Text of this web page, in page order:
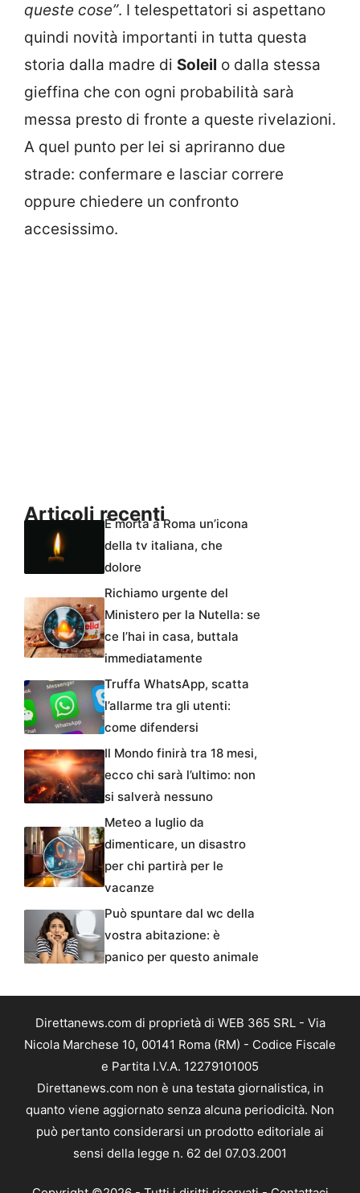
queste cose”. I telespettatori si aspettano
quindi novità importanti in tutta questa
storia dalla madre di Soleil o dalla stessa
gieffina che con ogni probabilità sarà
messa presto di fronte a queste rivelazioni.
A quel punto per lei si apriranno due
strade: confermare e lasciar correre
oppure chiedere un confronto
accesissimo.
Articoli recentiÈ morta a Roma un’icona
della tv italiana, che
dolore
Richiamo urgente del
Ministero per la Nutella: se
ce l’hai in casa, buttala
immediatamente
Truffa WhatsApp, scatta
l’allarme tra gli utenti:
come difendersi
Il Mondo finirà tra 18 mesi,
ecco chi sarà l’ultimo: non
si salverà nessuno
Meteo a luglio da
dimenticare, un disastro
per chi partirà per le
vacanze
Può spuntare dal wc della
vostra abitazione: è
panico per questo animale
Direttanews.com di proprietà di WEB 365 SRL - Via
Nicola Marchese 10, 00141 Roma (RM) - Codice Fiscale
e Partita I.V.A. 12279101005
Direttanews.com non è una testata giornalistica, in
quanto viene aggiornato senza alcuna periodicità. Non
può pertanto considerarsi un prodotto editoriale ai
sensi della legge n. 62 del 07.03.2001